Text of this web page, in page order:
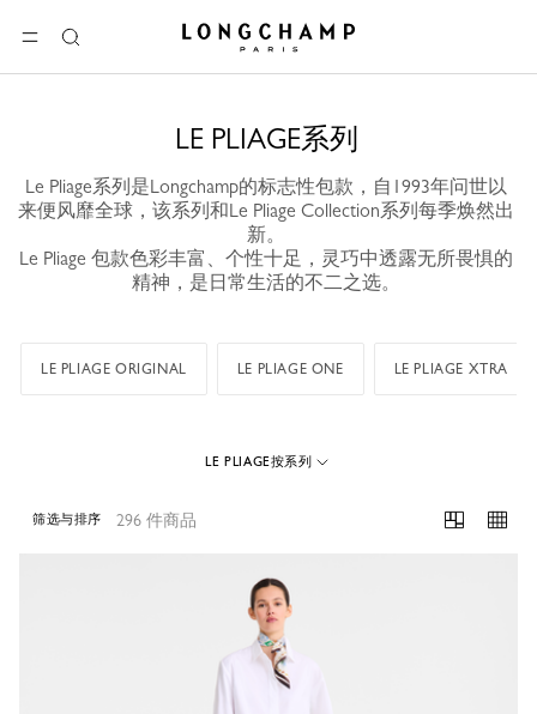
选单
搜
索
Longchamp - 主页
LE PLIAGE系列
Le Pliage系列是Longchamp的标志性包款，自1993年问世以
来便风靡全球，该系列和Le Pliage Collection系列每季焕然出
新。
Le Pliage 包款色彩丰富、个性十足，灵巧中透露无所畏惧的
精神，是日常生活的不二之选。
LE PLIAGE ORIGINAL LE PLIAGE ONE LE PLIAGE XTRA
LE PLIAGE按系列
296 件商品
筛选与排序